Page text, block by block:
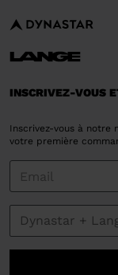
INSCRIVEZ-VOUS
Inscrivez-vous à notre
votre première